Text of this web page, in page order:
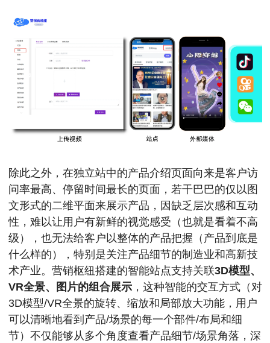
除此之外，在独立站中的产品介绍页面向来是客户访
问率最高、停留时间最长的页面，若干巴巴的仅以图
文形式的二维平面来展示产品，因缺乏层次感和互动
性，难以让用户有新鲜的视觉感受（也就是看着不高
级），也无法给客户以整体的产品把握（产品到底是
什么样的），特别是关注产品细节的制造业和高新技
术产业。营销枢纽搭建的智能站点支持关联3D模型、
VR全景、图片的组合展示，这种智能的交互方式（对
3D模型/VR全景的旋转、缩放和局部放大功能，用户
可以清晰地看到产品/场景的每一个部件/布局和细
节）不仅能够从多个角度查看产品细节/场景角落，深